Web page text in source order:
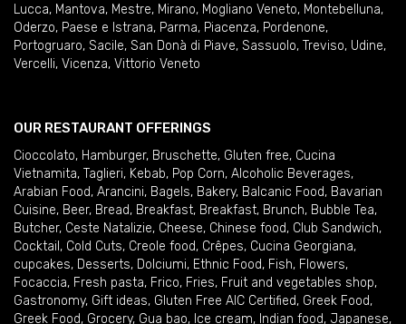
Lucca, Mantova, Mestre, Mirano, Mogliano Veneto, Montebelluna,
Oderzo, Paese e Istrana, Parma, Piacenza, Pordenone,
Portogruaro, Sacile, San Donà di Piave, Sassuolo, Treviso, Udine,
Vercelli, Vicenza, Vittorio Veneto
OUR RESTAURANT OFFERINGS
Cioccolato, Hamburger, Bruschette, Gluten free, Cucina
Vietnamita, Taglieri, Kebab, Pop Corn, Alcoholic Beverages,
Arabian Food, Arancini, Bagels, Bakery, Balcanic Food, Bavarian
Cuisine, Beer, Bread, Breakfast, Breakfast, Brunch, Bubble Tea,
Butcher, Ceste Natalizie, Cheese, Chinese food, Club Sandwich,
Cocktail , Cold Cuts, Creole food, Crêpes, Cucina Georgiana,
cupcakes, Desserts, Dolciumi, Ethnic Food, Fish, Flowers,
Focaccia, Fresh pasta, Frico, Fries, Fruit and vegetables shop,
Gastronomy, Gift ideas, Gluten Free AIC Certified, Greek Food,
Greek Food, Grocery, Gua bao, Ice cream, Indian food, Japanese,